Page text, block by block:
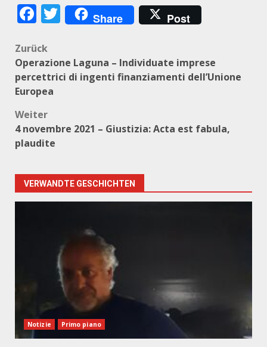
Facebook
Twitter
Share Post
Beitragsnavigation
Zurück
Operazione Laguna – Individuate imprese
percettrici di ingenti finanziamenti dell’Unione
Europea
Weiter
4 novembre 2021 – Giustizia: Acta est fabula,
plaudite
VERWANDTE GESCHICHTEN
Notizie Primo piano